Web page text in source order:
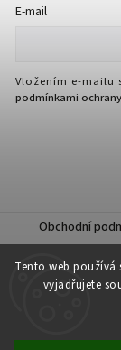
Tento web
vyjadřujete
E-mail
Vložením e-mailu
podmínkami
Obchodní
Copyright